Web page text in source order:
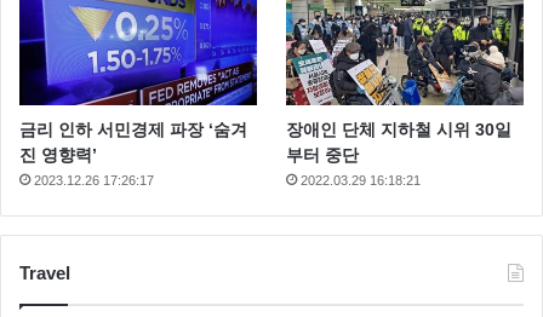
금리 인하 서민경제 파장 ‘숨겨
진 영향력’
2023.12.26 17:26:17
장애인 단체 지하철 시위 30일
부터 중단
2022.03.29 16:18:21
Travel